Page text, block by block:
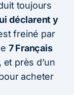
toujours
déclarent y
freiné par
7 Français
et près d’un
acheter